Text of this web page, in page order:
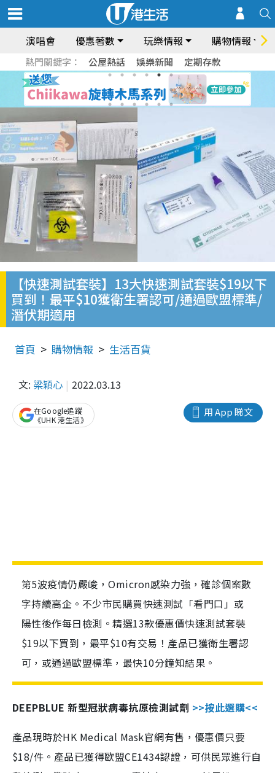
演唱會 優惠著數 玩樂情報 購物情報
熱門關鍵字： 公屋熱話 娛樂新聞 定期存款
【快速測試套裝】13大快速測試套裝$19以下
買到！最平$10獲衛生署認可/通過歐盟標準/
潛伏期適用
首頁 購物情報 生活百貨
文: 梁穎心 2022.03.13
用 App 睇文
在Google追蹤
《UHK 港生活》
第5波疫情仍嚴峻，Omicron感染力強，確診個案數
字持續高企。不少市民購買快速測試「看門口」或
陽性後作每日檢測。精選13款優惠價快速測試套裝
$19以下買到，最平$10有交易！產品已獲衛生署認
可，或通過歐盟標準，最快10分鐘知結果。
DEEPBLUE 新型冠狀病毒抗原檢測試劑 >>按此選購<<
產品現時於HK Medical Mask官網有售，優惠價只要
$18/件。產品已獲得歐盟CE1434認證，可供民眾進行自